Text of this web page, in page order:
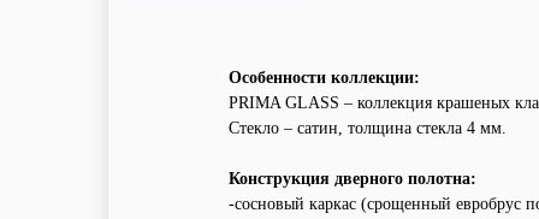
Особенности коллекции:
PRIMA GLASS – коллекция крашеных
Cтекло – сатин, толщина стекла 4 мм.
Конструкция дверного полотна:
-сосновый каркас (срощенный евробрус